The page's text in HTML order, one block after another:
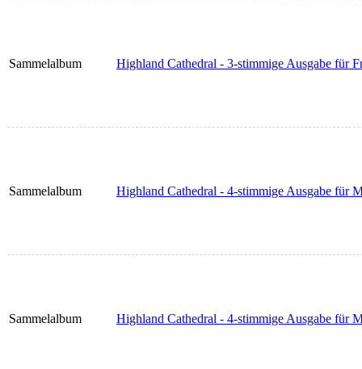
Sammelalbum Highland Cathedral - 3-stimmige Ausgabe für
Sammelalbum Highland Cathedral - 4-stimmige Ausgabe für
Sammelalbum Highland Cathedral - 4-stimmige Ausgabe für